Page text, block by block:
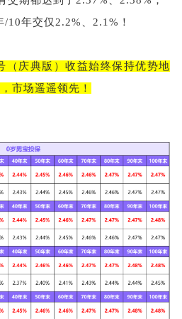
10年交仅2.2%、2.1%！
（庆典版）收益始终保持优势地
市场遥遥领先！